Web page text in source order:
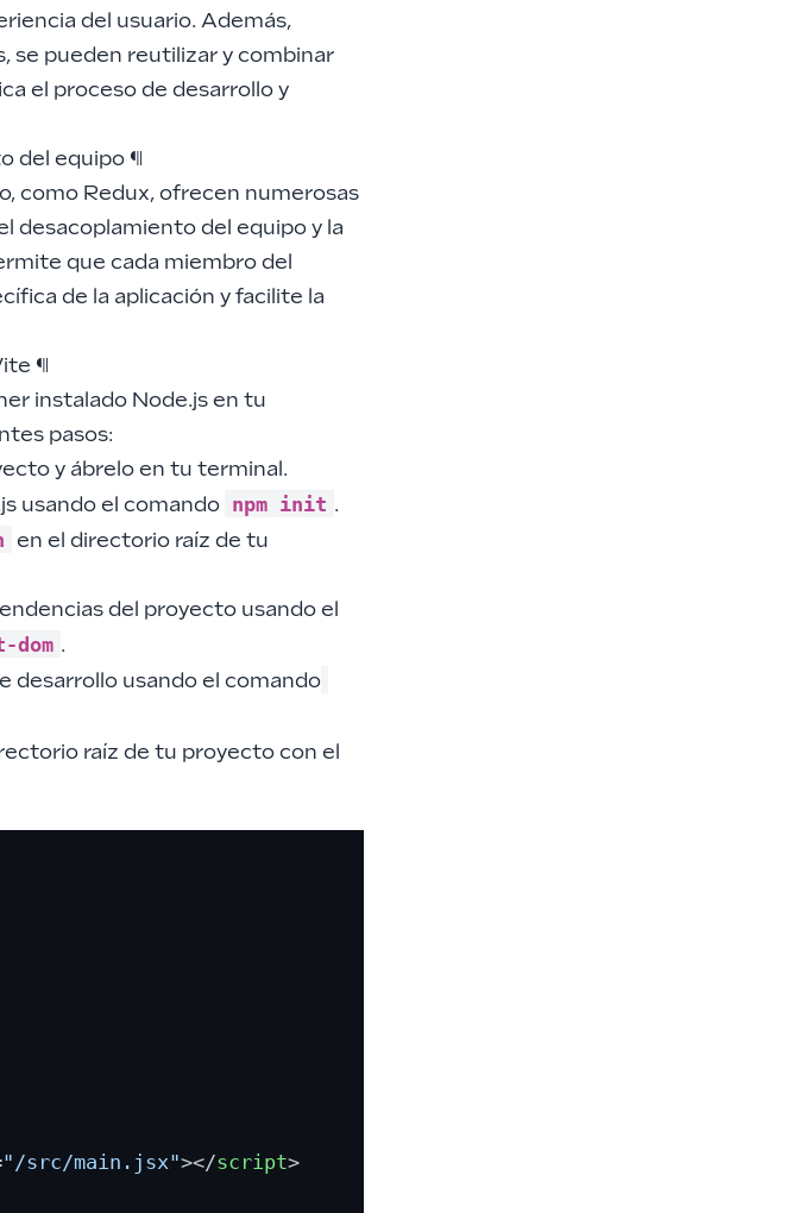
del usuario. Además,
se pueden reutilizar y combinar
el proceso de desarrollo y
del equipo ¶
como Redux, ofrecen numerosas
desacoplamiento del equipo y la
que cada miembro del
de la aplicación y facilite la
¶
instalado Node.js en tu
pasos:
y ábrelo en tu terminal.
usando el comando npm init .
en el directorio raíz de tu
del proyecto usando el
.
desarrollo usando el comando
raíz de tu proyecto con el
"/src/main.jsx"></script>